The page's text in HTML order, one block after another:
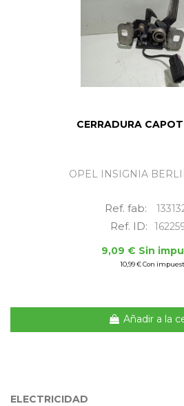
CERRADURA
OPEL INSIGNIA
Ref. fab:
Ref. ID:
9,09 € Sin
10,99 € Con
Añadir a la
ELECTRICIDAD